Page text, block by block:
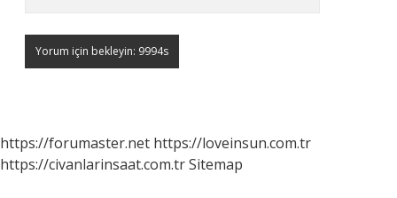
https://forumaster.net https://loveinsun.com.tr
https://civanlarinsaat.com.trSitemap